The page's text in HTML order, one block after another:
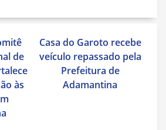
de
às
Casa do Garoto recebe
veículo repassado pela
Prefeitura de
Adamantina